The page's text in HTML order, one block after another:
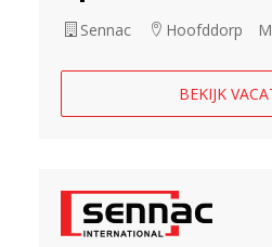
Sennac Hoofddorp
BEKIJK